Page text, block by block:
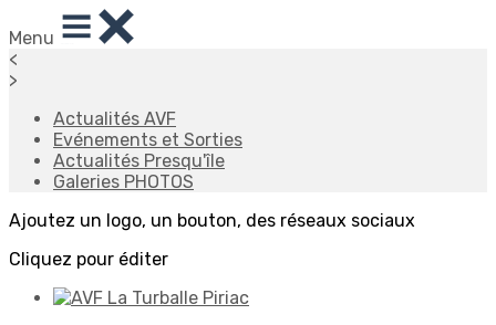
Menu
<
>
Actualités AVF
Evénements et Sorties
Actualités Presqu'île
Galeries PHOTOS
Ajoutez un logo, un bouton, des réseaux sociaux
Cliquez pour éditer